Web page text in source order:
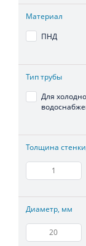
Материал
ПНД
Тип трубы
Для
Толщина
Диаметр, мм